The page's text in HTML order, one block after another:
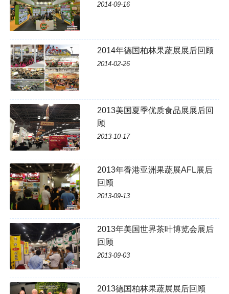
2014-09-16
2014年德国柏林果蔬展展后回顾
2014-02-26
2013美国夏季优质食品展展后回
顾
2013-10-17
2013年香港亚洲果蔬展AFL展后
回顾
2013-09-13
2013年美国世界茶叶博览会展后
回顾
2013-09-03
2013德国柏林果蔬展展后回顾